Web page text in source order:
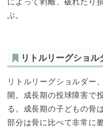
によって剥離、破れたり
ぶ。
リトルリーグショル
リトルリーグショルダー
開。成長期の投球障害で
る。成長期の子どもの骨
部分は骨に比べて非常に